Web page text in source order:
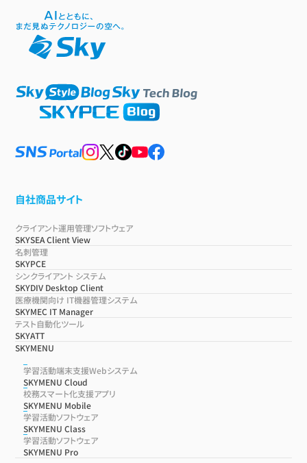
自社商品サイト
クライアント運用管理ソフトウェア
SKYSEA Client View
名刺管理
SKYPCE
シンクライアント システム
SKYDIV Desktop Client
医療機関向け IT機器管理システム
SKYMEC IT Manager
テスト自動化ツール
SKYATT
SKYMENU
学習活動端末支援Webシステム
SKYMENU Cloud
校務スマート化支援アプリ
SKYMENU Mobile
学習活動ソフトウェア
SKYMENU Class
学習活動ソフトウェア
SKYMENU Pro